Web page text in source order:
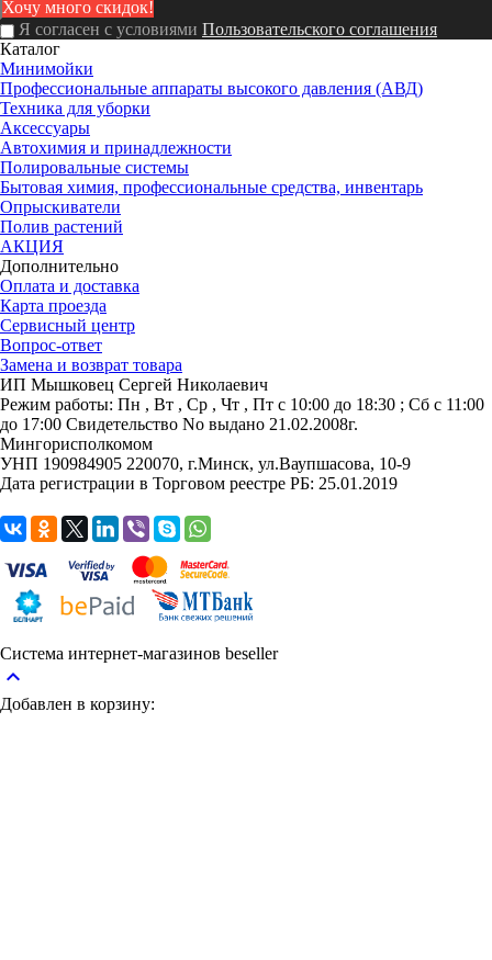
Я согласен с условиями Пользовательского соглашения
Каталог
Минимойки
Профессиональные аппараты высокого давления (АВД)
Техника для уборки
Аксессуары
Автохимия и принадлежности
Полировальные системы
Бытовая химия, профессиональные средства, инвентарь
Опрыскиватели
Полив растений
АКЦИЯ
Дополнительно
Оплата и доставка
Карта проезда
Сервисный центр
Вопрос-ответ
Замена и возврат товара
ИП Мышковец Сергей Николаевич
Режим работы: Пн , Вт , Ср , Чт , Пт c 10:00 до 18:30 ; Сб c 11:00
до 17:00 Свидетельство No выдано 21.02.2008г.
Мингорисполкомом
УНП 190984905 220070, г.Минск, ул.Ваупшасова, 10-9
Дата регистрации в Торговом реестре РБ: 25.01.2019
Система интернет-магазинов beseller
keyboard_arrow_up
Добавлен в корзину: